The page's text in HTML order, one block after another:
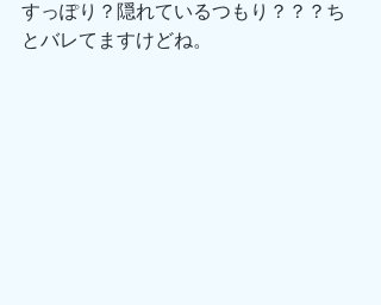
すっぽり？隠れているつもり？？？ち
とバレてますけどね。